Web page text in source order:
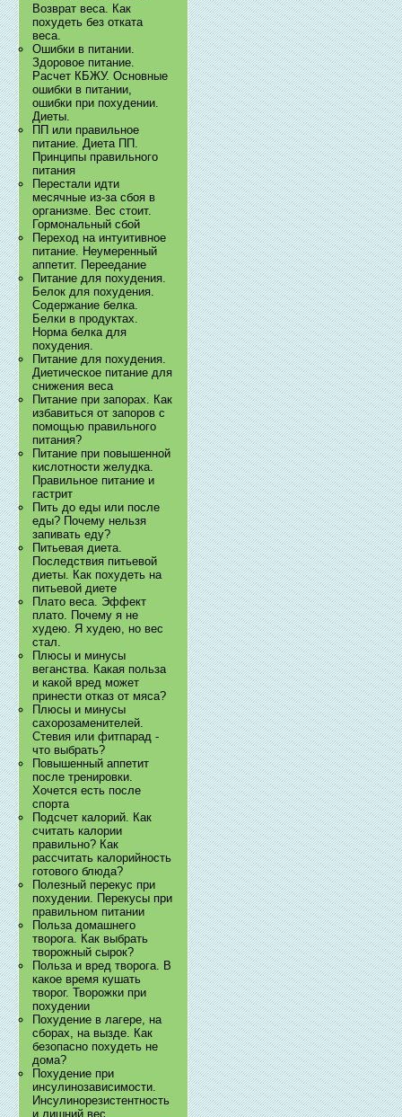
Возврат веса. Как
похудеть без отката
веса.
Ошибки в питании.
Здоровое питание.
Расчет КБЖУ. Основные
ошибки в питании,
ошибки при похудении.
Диеты.
ПП или правильное
питание. Диета ПП.
Принципы правильного
питания
Перестали идти
месячные из-за сбоя в
организме. Вес стоит.
Гормональный сбой
Переход на интуитивное
питание. Неумеренный
аппетит. Переедание
Питание для похудения.
Белок для похудения.
Содержание белка.
Белки в продуктах.
Норма белка для
похудения.
Питание для похудения.
Диетическое питание для
снижения веса
Питание при запорах. Как
избавиться от запоров с
помощью правильного
питания?
Питание при повышенной
кислотности желудка.
Правильное питание и
гастрит
Пить до еды или после
еды? Почему нельзя
запивать еду?
Питьевая диета.
Последствия питьевой
диеты. Как похудеть на
питьевой диете
Плато веса. Эффект
плато. Почему я не
худею. Я худею, но вес
стал.
Плюсы и минусы
веганства. Какая польза
и какой вред может
принести отказ от мяса?
Плюсы и минусы
сахорозаменителей.
Стевия или фитпарад -
что выбрать?
Повышенный аппетит
после тренировки.
Хочется есть после
спорта
Подсчет калорий. Как
считать калории
правильно? Как
рассчитать калорийность
готового блюда?
Полезный перекус при
похудении. Перекусы при
правильном питании
Польза домашнего
творога. Как выбрать
творожный сырок?
Польза и вред творога. В
какое время кушать
творог. Творожки при
похудении
Похудение в лагере, на
сборах, на вызде. Как
безопасно похудеть не
дома?
Похудение при
инсулинозависимости.
Инсулинорезистентность
и лишний вес